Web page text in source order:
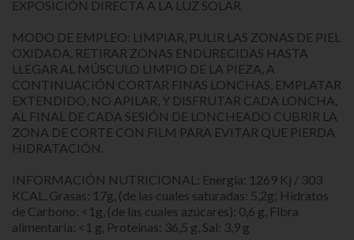
EXPOSICIÓN DIRECTA A LA LUZ SOLAR
MODO DE EMPLEO: LIMPIAR, PULIR LAS ZONAS DE PIEL
OXIDADA, RETIRAR ZONAS ENDURECIDAS HASTA
LLEGAR AL MÚSCULO LIMPIO DE LA PIEZA, A
CONTINUACIÓN CORTAR FINAS LONCHAS, EMPLATAR
EXTENDIDO, NO APILAR, Y DISFRUTAR CADA LONCHA,
AL FINAL DE CADA SESIÓN DE LONCHEADO CUBRIR LA
ZONA DE CORTE CON FILM PARA EVITAR QUE PIERDA
HIDRATACIÓN.
INFORMACIÓN NUTRICIONAL: Energía: 1269 Kj / 303
KCAL, Grasas: 17g, (de las cuales saturadas: 5,2g; Hidratos
de Carbono: <1g, (de las cuales azúcares): 0,6 g, Fibra
alimentaria: <1 g, Proteínas: 36,5 g, Sal: 3,9 g